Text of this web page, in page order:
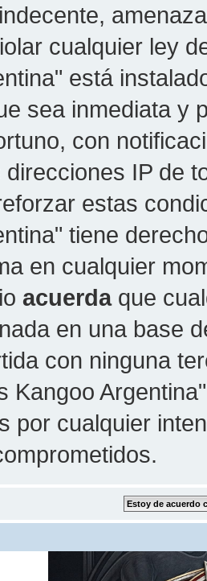
cualquier ley
está
sea inmediata y
con
direcciones IP de
estas
tiene
en cualquier
acuerdaque
en una base
con ninguna
Kangoo
por cualquier